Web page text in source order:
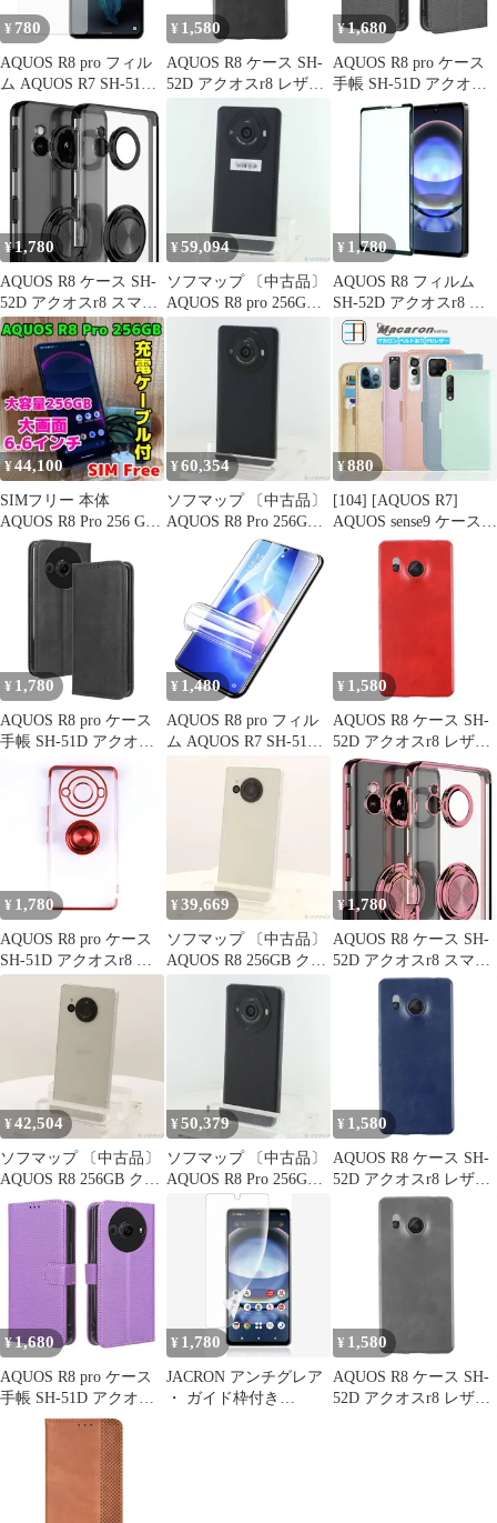
¥ 780
AQUOS R8 pro フィル
ム AQUOS R7 SH-51D
SH-52C アクオスr8 プ
ロ PET 保護フィルム
【Color】 光沢
¥ 1,580
AQUOS R8 ケース SH-
52D アクオスr8 レザー
ハード ケース
【Color】 ブラック
¥1,680
AQUOS R8 pro ケース
手帳 SH-51D アクオス
r8 プロ チェックレザー
シンプル 手帳 ケース
【Color】 ブラック
¥1,780
AQUOS R8 ケース SH-
52D アクオスr8 スマホ
リング 耐衝撃 薄型 ケ
ース 【Color】 ブラッ
ク
¥59,094
ソフマップ 〔中古品〕
AQUOS R8 pro 256GB
ブラック SH-R80P SIM
フリー【258】
¥ 1,780
AQUOS R8 フィルム
SH-52D アクオスr8 強
化 ガラス 全面保護フィ
ルム
¥44,100
SIMフリー 本体
AQUOS R8 Pro 256 GB
290 ブラック
¥60,354
ソフマップ 〔中古品〕
AQUOS R8 Pro 256GB
ブラック SH-51D
docomo SIMフリー
¥880
[104] [AQUOS R7]
AQUOS sense9 ケース
手帳型 R10 A501SH SH-
51F R9 pro wish4 Wish5
A502SH SH-52F R9
R8pro R8 sense 7 /Sense7
plus センス9 プラス
¥ 1,780
AQUOS R8 pro ケース
手帳 SH-51D アクオス
r8 プロ チェック柄 合
革 レトロ 手帳 ケース
【Color】 ブラック
¥ 1,480
AQUOS R8 pro フィル
ム AQUOS R7 SH-51D
SH-52C アクオスr8 プ
ロ TPU 全面保護 フィ
¥ 1,580
AQUOS R8 ケース SH-
52D アクオスr8 レザー
ハード ケース
【Color】 レッド
¥ 1,780
AQUOS R8 pro ケース
SH-51D アクオスr8 プ
ロ スマホリング 耐衝撃
薄型 ケース 【Color】
¥39,669
ソフマップ 〔中古品〕
AQUOS R8 256GB クリ
ーム SH-52D docomo
SIMフリー【295】
¥1,780
AQUOS R8 ケース SH-
52D アクオスr8 スマホ
リング 耐衝撃 薄型 ケ
ース 【Color】 ピンク
¥42,504
ソフマップ 〔中古品〕
AQUOS R8 256GB クリ
ーム SH-52D docomo
SIMフリー【305】
¥50,379
ソフマップ 〔中古品〕
AQUOS R8 Pro 256GB
ブラック SH-51D
docomo SIMフリー
¥ 1,580
AQUOS R8 ケース SH-
52D アクオスr8 レザー
ハード ケース
【Color】 ネイビー
¥1,680
AQUOS R8 pro ケース
手帳 SH-51D アクオス
r8 プロ チェックレザー
シンプル 手帳 ケース
【Color】 パープル
¥ 1,780
JACRON アンチグレア
・ ガイド枠付き
¥ 1,580
AQUOS R8 ケース SH-
52D アクオスr8 レザー